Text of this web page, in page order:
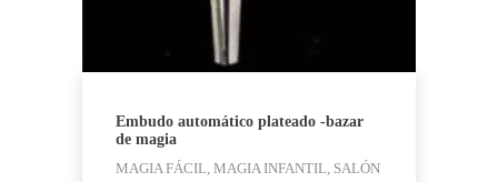
Embudo automático plateado -bazar
de magia
MAGIA FÁCIL, MAGIA INFANTIL, SALÓN